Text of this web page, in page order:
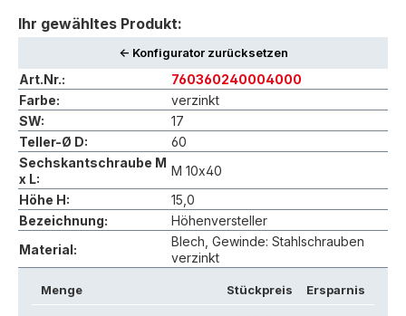
Ihr gewähltes Produkt:
<- Konfigurator zurücksetzen
Art.Nr.:
760360240004000
Farbe:
verzinkt
SW:
17
Teller-Ø D:
60
Sechskantschraube M
x L:
M 10x40
Höhe H:
15,0
Bezeichnung:
Höhenversteller
Material:
Blech, Gewinde: Stahlschrauben
verzinkt
Menge Stückpreis Ersparnis